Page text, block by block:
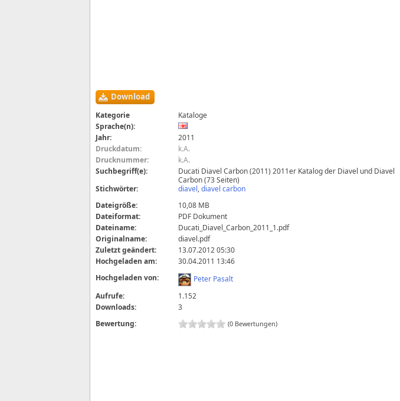
Download
Kategorie
Kataloge
Sprache(n):
Jahr:
2011
Druckdatum:
k.A.
Drucknummer:
k.A.
Suchbegriff(e):
Ducati Diavel Carbon (2011) 2011er Katalog der Diavel und Diavel
Carbon (73 Seiten)
Stichwörter:
diavel,diavel carbon
Dateigröße:
10,08 MB
Dateiformat:
PDF Dokument
Dateiname:
Ducati_Diavel_Carbon_2011_1.pdf
Originalname:
diavel.pdf
Zuletzt geändert:
13.07.2012 05:30
Hochgeladen am:
30.04.2011 13:46
Hochgeladen von:
Peter Pasalt
Aufrufe:
1.152
Downloads:
3
Bewertung:
(0 Bewertungen)